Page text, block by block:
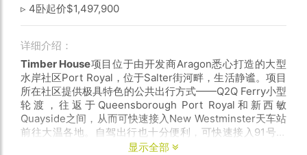
▹ 4卧起价$1,497,900
详细介绍：
Timber House项目位于由开发商Aragon悉心打造的大型
水岸社区Port Royal，位于Salter街河畔，生活静谧。项目
所在社区提供极具特色的公共出行方式——Q2Q Ferry小型
轮渡，往返于Queensborough Port Royal和新西敏
Quayside之间，从而可快速接入New Westminster天车站
前往大温各地。自驾出行也十分便利，可快速接入91号高
速，前往YVR国际机场仅需30分钟车程；前往温哥华市中
显示全部